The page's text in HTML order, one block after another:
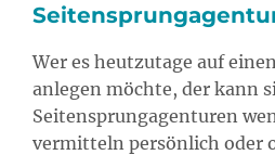
Wer es heutzutage auf
anlegen möchte, der kann
Seitensprungagenturen
vermitteln persönlich oder